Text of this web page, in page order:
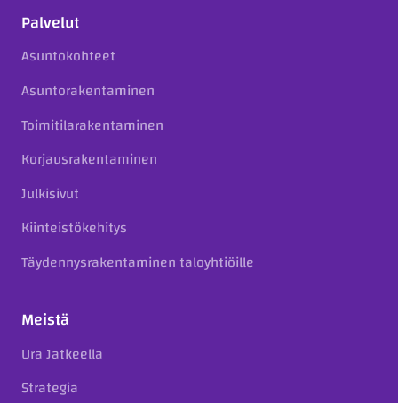
Palvelut
Asuntokohteet
Asuntorakentaminen
Toimitilarakentaminen
Korjausrakentaminen
Julkisivut
Kiinteistökehitys
Täydennysrakentaminen taloyhtiöille
Meistä
Ura Jatkeella
Strategia